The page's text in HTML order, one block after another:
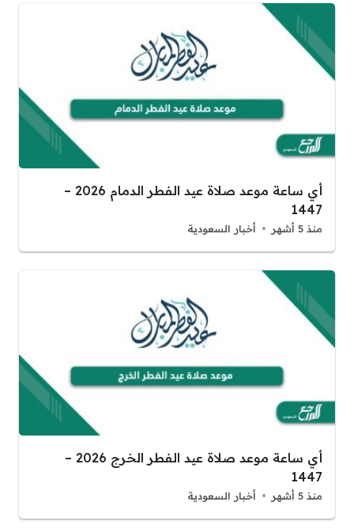
أي ساعة موعد صلاة عيد الفطر الدمام 2026 –
1447
منذ 5 أشهر أخبار السعودية
أي ساعة موعد صلاة عيد الفطر الخرج 2026 –
1447
منذ 5 أشهر أخبار السعودية